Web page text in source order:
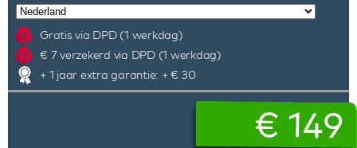
Gratis via DPD (1 werkdag)
€ 7 verzekerd via DPD (1 werkdag)
+ 1 jaar extra garantie: + € 30
€149